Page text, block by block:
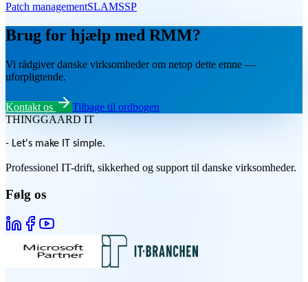
Patch managementSLAMSSP
Brug for hjælp med RMM?
Vi rådgiver danske virksomheder om netop dette emne —
uforpligtende.
Kontakt os
Tilbage til ordbogen
THINGGAARD IT
- Let's make IT simple.
Professionel IT-drift, sikkerhed og support til danske virksomheder.
Følg os